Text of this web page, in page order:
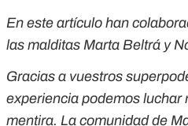
En este artículo han
las malditas Marta Beltrá y
Gracias a vuestros
experiencia podemos luchar
mentira. La comunidad de